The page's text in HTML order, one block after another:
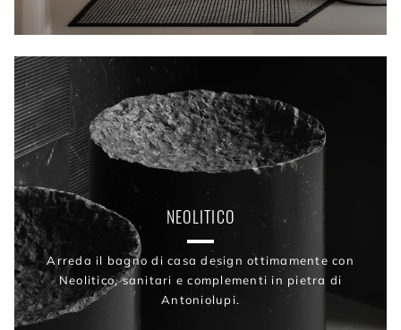
NEOLITICO
Arreda il bagno di casa design ottimamente con
Neolitico, sanitari e complementi in pietra di
Antoniolupi.